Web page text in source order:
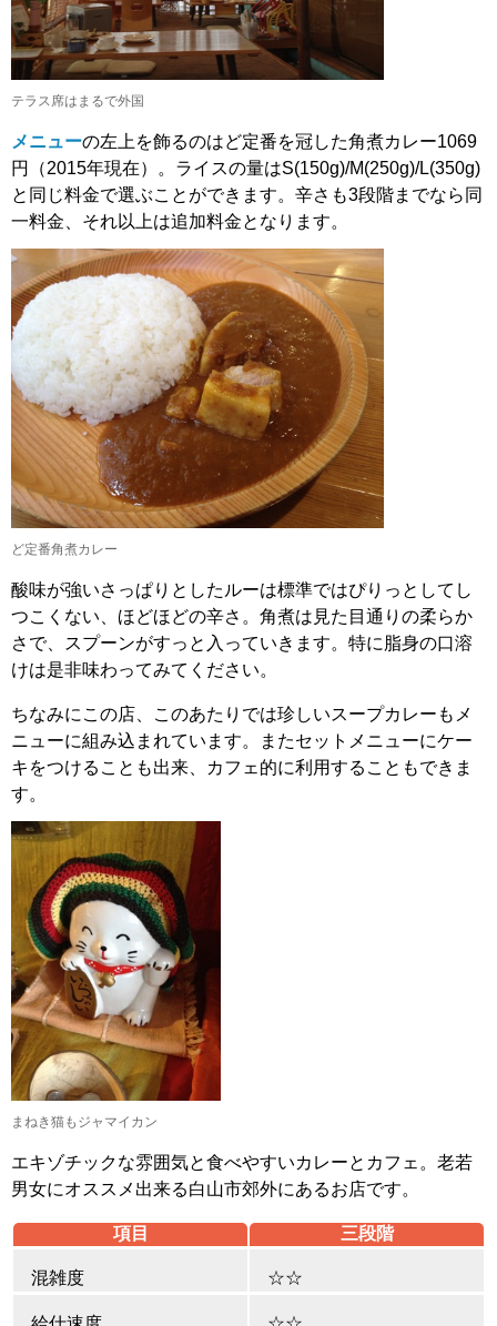
テラス席はまるで外国
メニューの左上を飾るのはど定番を冠した角煮カレー1069
円（2015年現在）。ライスの量はS(150g)/M(250g)/L(350g)
と同じ料金で選ぶことができます。辛さも3段階までなら同
一料金、それ以上は追加料金となります。
ど定番角煮カレー
酸味が強いさっぱりとしたルーは標準ではぴりっとしてし
つこくない、ほどほどの辛さ。角煮は見た目通りの柔らか
さで、スプーンがすっと入っていきます。特に脂身の口溶
けは是非味わってみてください。
ちなみにこの店、このあたりでは珍しいスープカレーもメ
ニューに組み込まれています。またセットメニューにケー
キをつけることも出来、カフェ的に利用することもできま
す。
まねき猫もジャマイカン
エキゾチックな雰囲気と食べやすいカレーとカフェ。老若
男女にオススメ出来る白山市郊外にあるお店です。
項目 三段階
混雑度 ☆☆